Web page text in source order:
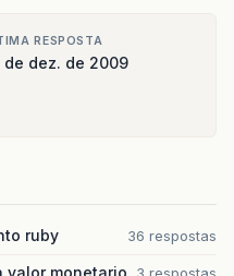
RESPOSTA
de dez. de 2009
ruby 36 respostas